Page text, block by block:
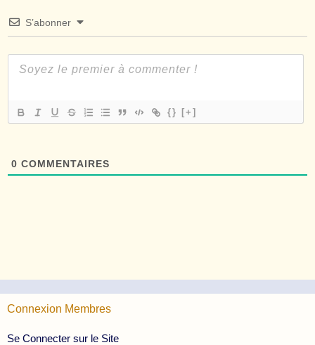
S’abonner
{} [+]
0 COMMENTAIRES
Connexion Membres
Se Connecter sur le Site